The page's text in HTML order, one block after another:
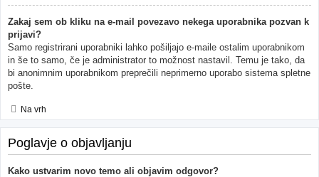
Zakaj sem ob kliku na e-mail povezavo nekega uporabnika pozvan k
prijavi?
Samo registrirani uporabniki lahko pošiljajo e-maile ostalim uporabnikom
in še to samo, če je administrator to možnost nastavil. Temu je tako, da
bi anonimnim uporabnikom preprečili neprimerno uporabo sistema spletne
pošte.
Na vrh
Poglavje o objavljanju
Kako ustvarim novo temo ali objavim odgovor?